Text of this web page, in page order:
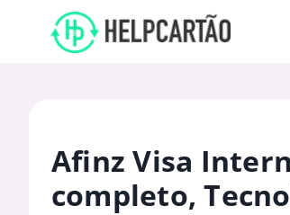
Afinz Visa
completo,